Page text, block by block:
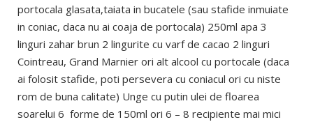
portocala glasata,taiata in bucatele (sau stafide inmuiate
in coniac, daca nu ai coaja de portocala) 250ml apa 3
linguri zahar brun 2 lingurite cu varf de cacao 2 linguri
Cointreau, Grand Marnier ori alt alcool cu portocale (daca
ai folosit stafide, poti persevera cu coniacul ori cu niste
rom de buna calitate) Unge cu putin ulei de floarea
soarelui 6 forme de 150ml ori 6 – 8 recipiente mai mici